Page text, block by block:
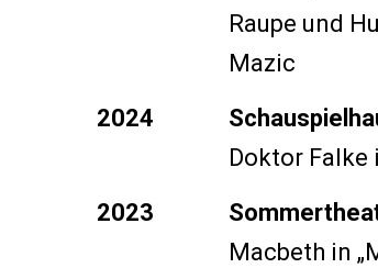
Raupe und
Mazic
2024
Doktor Falke
2023
Macbeth in